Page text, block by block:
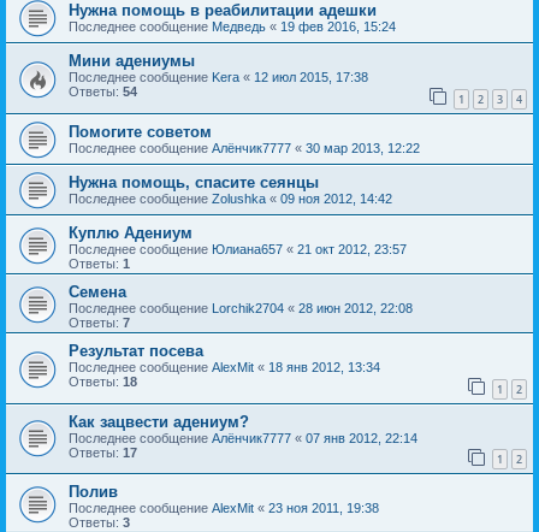
Нужна помощь в реабилитации адешки
Последнее сообщение Медведь « 19 фев 2016, 15:24
Мини адениумы
Последнее сообщение Kera « 12 июл 2015, 17:38
Ответы: 54 1 2 3 4
Помогите советом
Последнее сообщение Алёнчик7777 « 30 мар 2013, 12:22
Нужна помощь, спасите сеянцы
Последнее сообщение Zolushka « 09 ноя 2012, 14:42
Куплю Адениум
Последнее сообщение Юлиана657 « 21 окт 2012, 23:57
Ответы: 1
Семена
Последнее сообщение Lorchik2704 « 28 июн 2012, 22:08
Ответы: 7
Результат посева
Последнее сообщение AlexMit « 18 янв 2012, 13:34
Ответы: 18 1 2
Как зацвести адениум?
Последнее сообщение Алёнчик7777 « 07 янв 2012, 22:14
Ответы: 17 1 2
Полив
Последнее сообщение AlexMit « 23 ноя 2011, 19:38
Ответы: 3